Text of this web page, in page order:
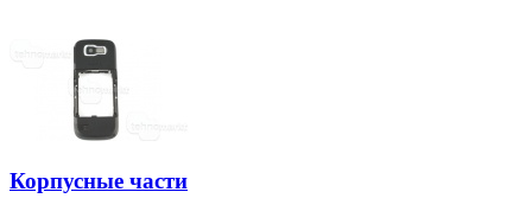
Корпусные части